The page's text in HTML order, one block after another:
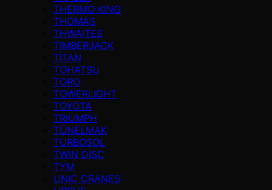
THERMO KING
THOMAS
THWAITES
TIMBERJACK
TİTAN
TOHATSU
TORO
TOWERLIGHT
TOYOTA
TRIUMPH
TÜNELMAK
TURBOSOL
TWIN DISC
TYM
UNIC CRANES